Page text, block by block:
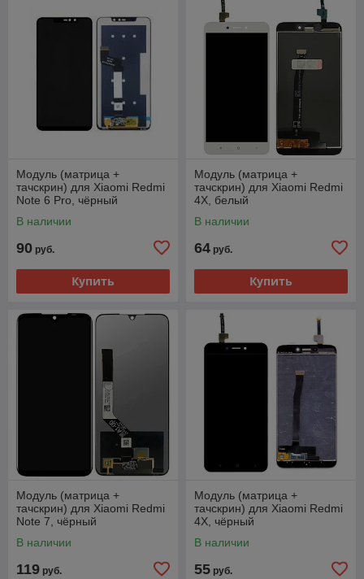
Модуль (матрица +
тачскрин) для Xiaomi Redmi
Note 6 Pro, чёрный
В наличии
90 руб.
Купить
Модуль (матрица +
тачскрин) для Xiaomi Redmi
4X, белый
В наличии
64 руб.
Купить
Модуль (матрица +
тачскрин) для Xiaomi Redmi
Note 7, чёрный
В наличии
119 руб.
Модуль (матрица +
тачскрин) для Xiaomi Redmi
4X, чёрный
В наличии
55 руб.